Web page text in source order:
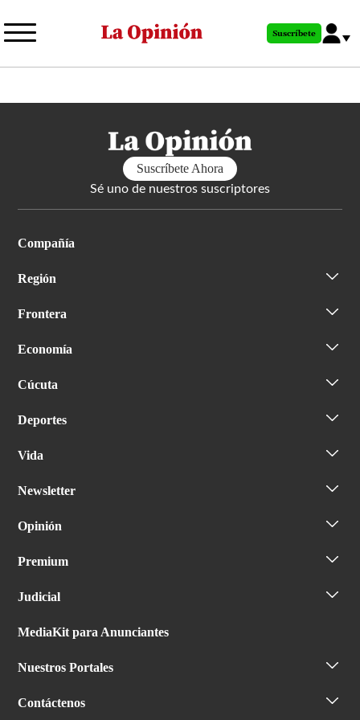
al
principal
Suscríbete
Suscríbete Ahora
Sé uno de nuestros suscriptores
Compañía
Región
Frontera
Economía
Cúcuta
Deportes
Vida
Newsletter
Opinión
Premium
Judicial
MediaKit para Anunciantes
Nuestros Portales
Contáctenos